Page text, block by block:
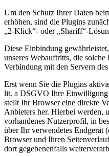
Um den Schutz Ihrer Daten
erhöhen, sind die Plugins
„2-Klick“- oder „Shariff“-
Diese Einbindung
unseres Webauftritts, die
Verbindung mit den Servern
Erst wenn Sie die Plugins
lit. a DSGVO Ihre Einwilligung
stellt Ihr Browser eine direkte
Anbieters her. Hierbei werden,
vorhandenes Nutzerprofil, in
über Ihr verwendetes Endgerät
Browser und Ihren
dort gegebenenfalls